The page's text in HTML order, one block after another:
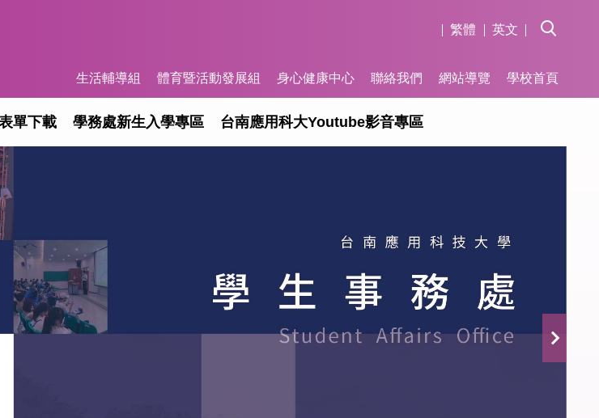
繁體 英文
單下載 學務處新生入學專區 台南應用科大Youtube影音專區
生活輔導組 體育暨活動發展組 身心健康中心 聯絡我們 網站導覽 學校首頁